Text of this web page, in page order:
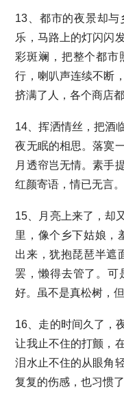
13、都市的夜景却
乐，马路上的灯闪闪
彩斑斓，把整个都市
行，喇叭声连续不断
挤满了人，各个商店
14、挥洒情丝，把酒
夜无眠的相思。落寞
月透帘岂无情。素手
红颜寄语，情已无言。
15、月亮上来了，却
里，像个乡下姑娘，
出来，犹抱琵琶半遮
罢，懒得去管了。可
好。虽不是真松树，
16、走的时间久了，
让我止不住的打颤，
泪水止不住的从眼角
复复的伤感，也习惯